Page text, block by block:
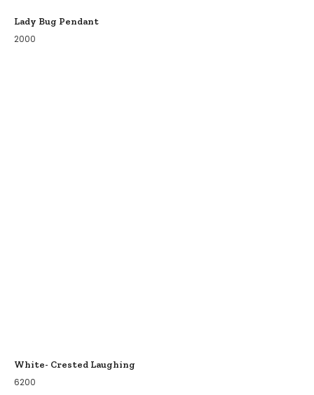
Lady Bug Pendant
2000
White- Crested Laughing
6200